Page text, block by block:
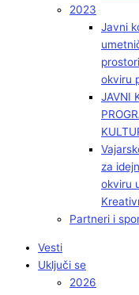
2023
Javni
okviru
JAVNI
za
okviru
Partneri i
Vesti
Uključi se
2026